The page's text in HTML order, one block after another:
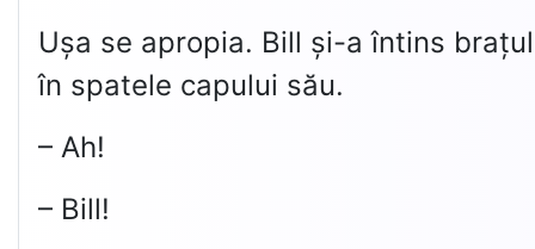
Ușa se apropia. Bill și-a întins
în spatele capului său.
– Ah!
– Bill!